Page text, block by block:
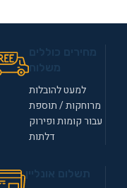
למעט להובלות
מרוחקות / תוספת
עבור קומות ופירוק
דלתות